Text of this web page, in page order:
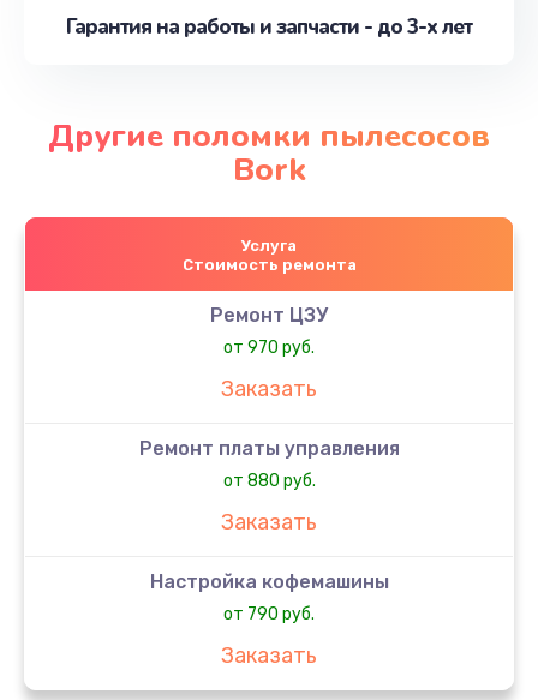
Гарантия на работы и запчасти - до 3-х лет
Другие поломки пылесосов
Bork
Услуга
Стоимость ремонта
Ремонт ЦЗУ
от 970 руб.
Заказать
Ремонт платы управления
от 880 руб.
Заказать
Настройка кофемашины
от 790 руб.
Заказать